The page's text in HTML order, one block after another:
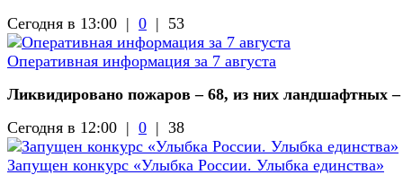
Сегодня в 13:00 | 0 | 53
Оперативная информация за 7 августа
Ликвидировано пожаров – 68, из них ландшафтных –
Сегодня в 12:00 | 0 | 38
Запущен конкурс «Улыбка России. Улыбка единства»